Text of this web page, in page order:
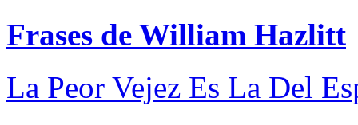
Frases de William Hazlitt
La Peor Vejez Es La Del